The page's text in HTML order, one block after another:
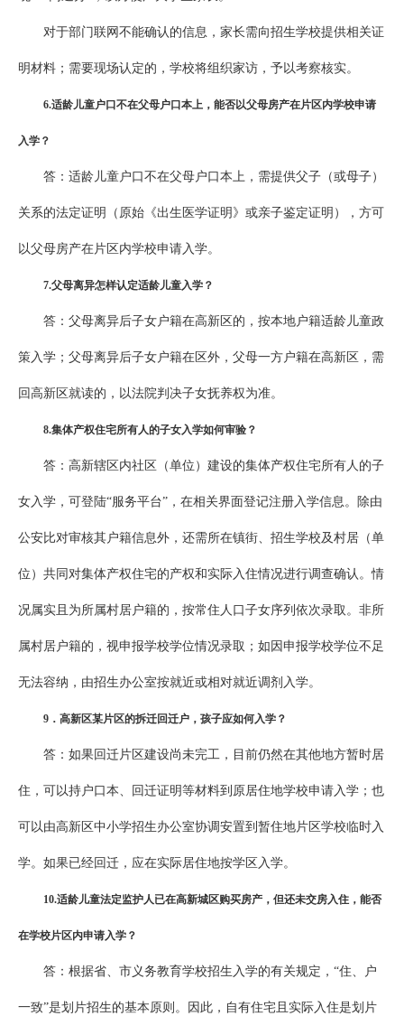
对于部门联网不能确认的信息，家长需向招生学校提供相关证
明材料；需要现场认定的，学校将组织家访，予以考察核实。
6.适龄儿童户口不在父母户口本上，能否以父母房产在片区内学校申请
入学？
答：适龄儿童户口不在父母户口本上，需提供父子（或母子）
关系的法定证明（原始《出生医学证明》或亲子鉴定证明），方可
以父母房产在片区内学校申请入学。
7.父母离异怎样认定适龄儿童入学？
答：父母离异后子女户籍在高新区的，按本地户籍适龄儿童政
策入学；父母离异后子女户籍在区外，父母一方户籍在高新区，需
回高新区就读的，以法院判决子女抚养权为准。
8.集体产权住宅所有人的子女入学如何审验？
答：高新辖区内社区（单位）建设的集体产权住宅所有人的子
女入学，可登陆“服务平台”，在相关界面登记注册入学信息。除由
公安比对审核其户籍信息外，还需所在镇街、招生学校及村居（单
位）共同对集体产权住宅的产权和实际入住情况进行调查确认。情
况属实且为所属村居户籍的，按常住人口子女序列依次录取。非所
属村居户籍的，视申报学校学位情况录取；如因申报学校学位不足
无法容纳，由招生办公室按就近或相对就近调剂入学。
9 ．高新区某片区的拆迁回迁户，孩子应如何入学？
答：如果回迁片区建设尚未完工，目前仍然在其他地方暂时居
住，可以持户口本、回迁证明等材料到原居住地学校申请入学；也
可以由高新区中小学招生办公室协调安置到暂住地片区学校临时入
学。如果已经回迁，应在实际居住地按学区入学。
10.适龄儿童法定监护人已在高新城区购买房产，但还未交房入住，能否
在学校片区内申请入学？
答：根据省、市义务教育学校招生入学的有关规定，“住、户
一致”是划片招生的基本原则。因此，自有住宅且实际入住是划片